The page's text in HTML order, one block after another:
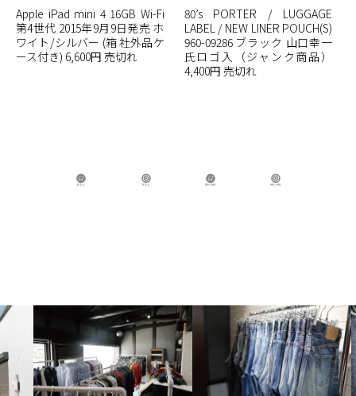
Apple iPad mini 4 16GB Wi-Fi
第4世代 2015年9月9日発売 ホ
ワイト/シルバー (箱 社外品ケ
ース付き) 6,600円 売切れ
80’s PORTER / LUGGAGE
LABEL / NEW LINER POUCH(S)
960-09286 ブラック 山口幸一
氏ロゴ入（ジャンク商品）
4,400円 売切れ
B.B.L Store BBL GIRL Store